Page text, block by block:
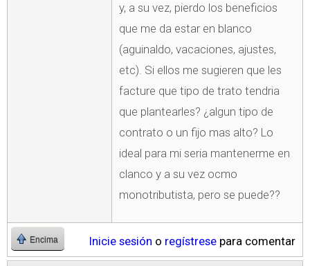
y, a su vez, pierdo los beneficios
que me da estar en blanco
(aguinaldo, vacaciones, ajustes,
etc). Si ellos me sugieren que les
facture que tipo de trato tendria
que plantearles? ¿algun tipo de
contrato o un fijo mas alto? Lo
ideal para mi seria mantenerme en
clanco y a su vez ocmo
monotributista, pero se puede??
Encima Inicie sesión o regístrese para comentar